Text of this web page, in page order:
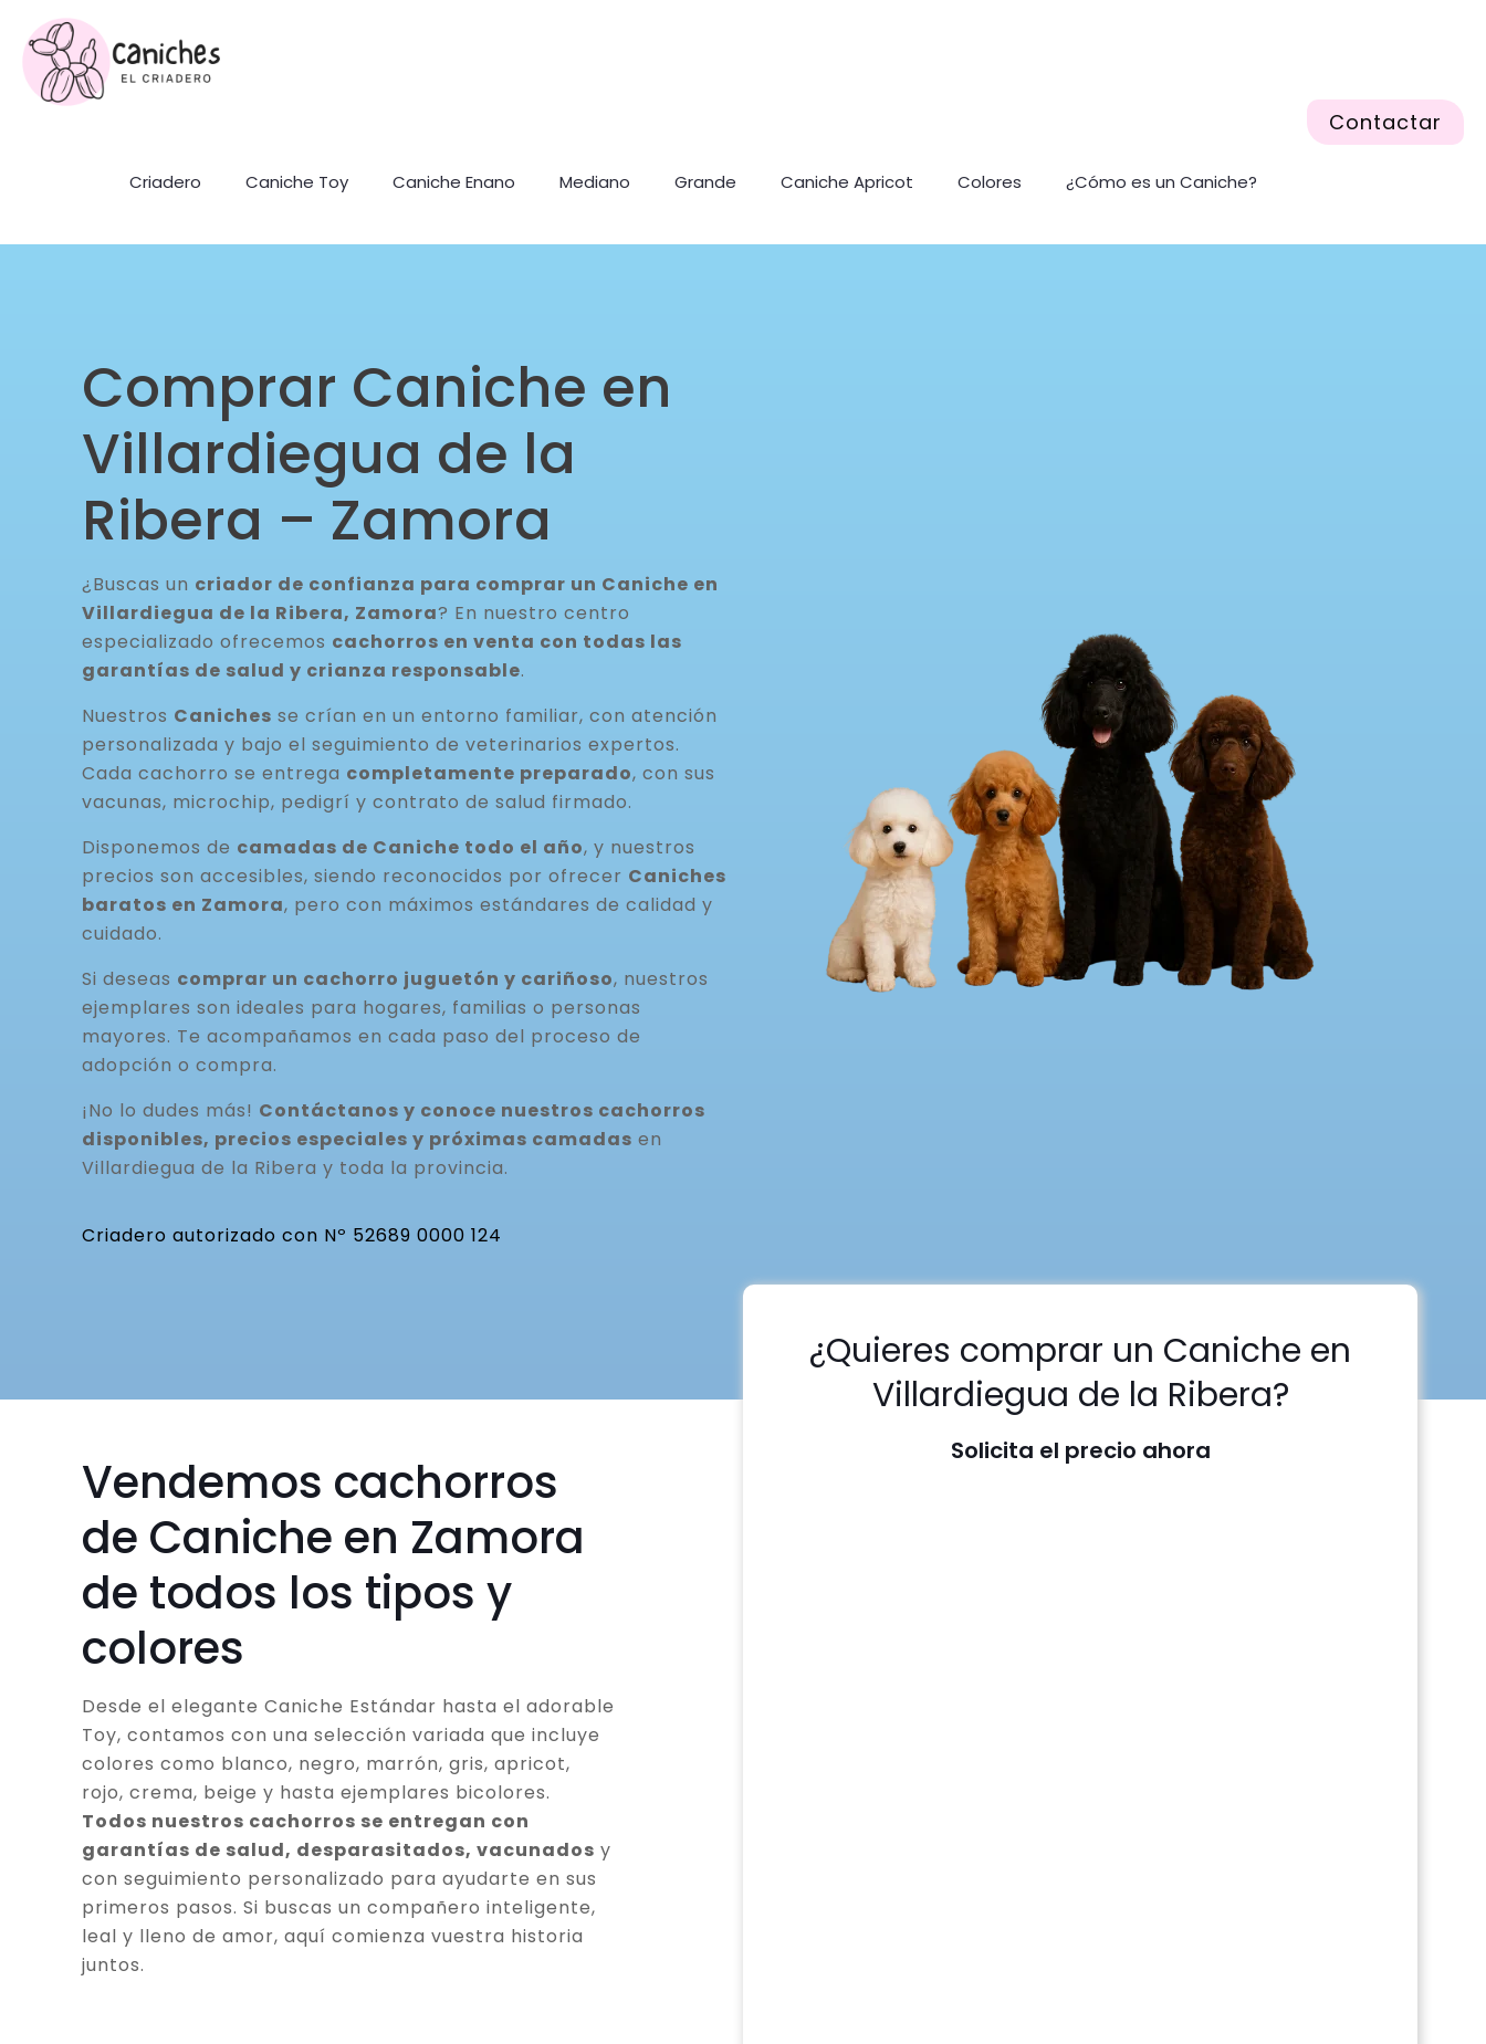
Criadero Caniche Toy Caniche Enano Mediano Grande Caniche Apricot Colores ¿Cómo es un Caniche?
Contactar
Comprar Caniche en
Villardiegua de la
Ribera – Zamora
¿Buscas un criador de confianza para comprar un Caniche en
Villardiegua de la Ribera, Zamora? En nuestro centro
especializado ofrecemos cachorros en venta con todas las
garantías de salud y crianza responsable.
Nuestros Caniches se crían en un entorno familiar, con atención
personalizada y bajo el seguimiento de veterinarios expertos.
Cada cachorro se entrega completamente preparado, con sus
vacunas, microchip, pedigrí y contrato de salud firmado.
Disponemos de camadas de Caniche todo el año, y nuestros
precios son accesibles, siendo reconocidos por ofrecer Caniches
baratos en Zamora, pero con máximos estándares de calidad y
cuidado.
Si deseas comprar un cachorro juguetón y cariñoso, nuestros
ejemplares son ideales para hogares, familias o personas
mayores. Te acompañamos en cada paso del proceso de
adopción o compra.
¡No lo dudes más! Contáctanos y conoce nuestros cachorros
disponibles, precios especiales y próximas camadas en
Villardiegua de la Ribera y toda la provincia.
Criadero autorizado con Nº 52689 0000 124
Vendemos cachorros
de Caniche en Zamora
de todos los tipos y
colores
Desde el elegante Caniche Estándar hasta el adorable
Toy, contamos con una selección variada que incluye
colores como blanco, negro, marrón, gris, apricot,
rojo, crema, beige y hasta ejemplares bicolores.
Todos nuestros cachorros se entregan con
garantías de salud, desparasitados, vacunados y
con seguimiento personalizado para ayudarte en sus
primeros pasos. Si buscas un compañero inteligente,
leal y lleno de amor, aquí comienza vuestra historia
juntos.
¿Quieres comprar un Caniche en
Villardiegua de la Ribera?
Solicita el precio ahora